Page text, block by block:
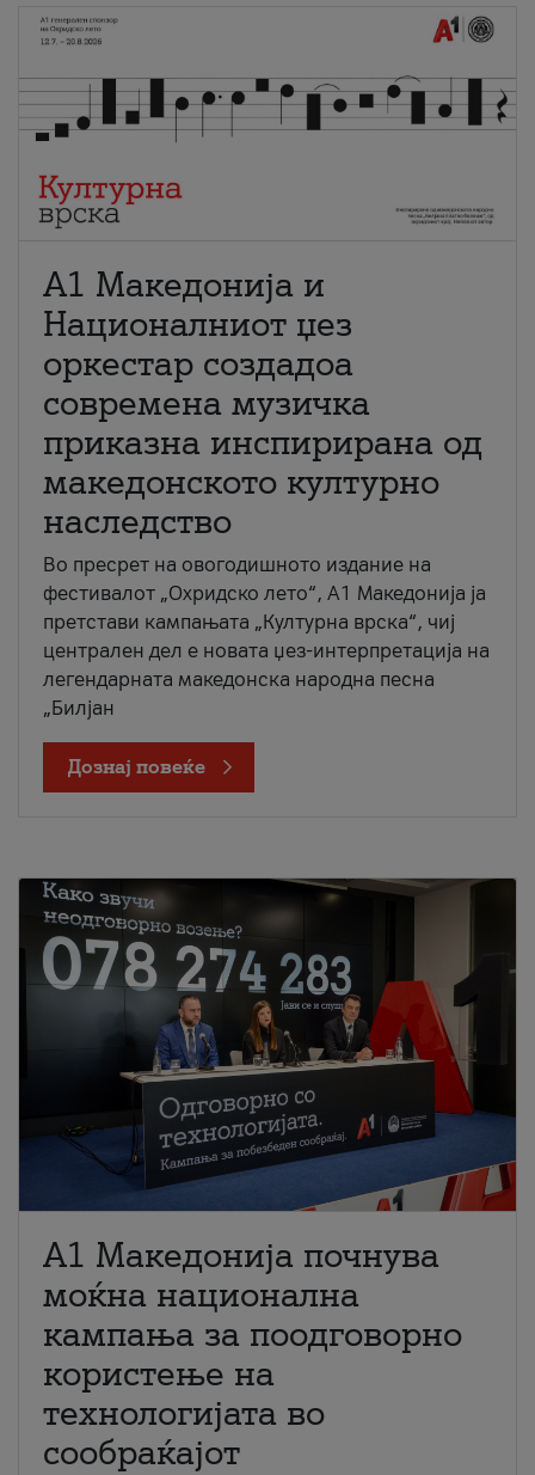
А1 Македонија и
Националниот џез
оркестар создадоа
современа музичка
приказна инспирирана од
македонското културно
наследство
Во пресрет на овогодишното издание на
фестивалот „Охридско лето“, А1 Македонија ја
претстави кампањата „Културна врска“, чиј
централен дел е новата џез-интерпретација на
легендарната македонска народна песна
„Билјан
Дознај повеќе
A1 Македонија почнува
моќна национална
кампања за поодговорно
користење на
технологијата во
сообраќајот